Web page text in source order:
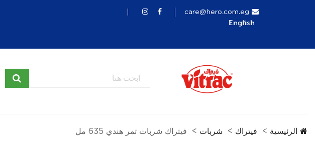
care@hero.com.eg
English
الرئيسية فيتراك شربات فيتراك شربات تمر هندي 635 مل